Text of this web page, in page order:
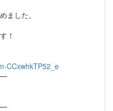
ました。
！
CCxwhkTP52_e